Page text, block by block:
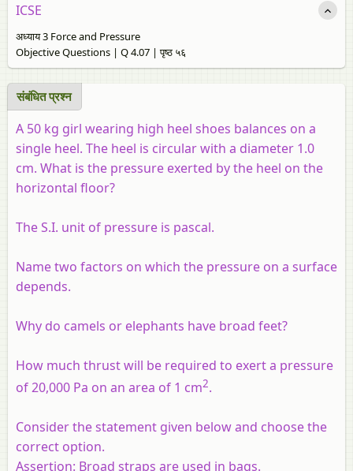
ICSE
अध्याय 3 Force and Pressure
Objective Questions | Q 4.07 | पृष्ठ ५६
संबंधित प्रश्न
A 50 kg girl wearing high heel shoes balances on a
single heel. The heel is circular with a diameter 1.0
cm. What is the pressure exerted by the heel on the
horizontal floor?
The S.I. unit of pressure is pascal.
Name two factors on which the pressure on a surface
depends.
Why do camels or elephants have broad feet?
How much thrust will be required to exert a pressure
of 20,000 Pa on an area of 1 cm2.
Consider the statement given below and choose the
correct option.
Assertion: Broad straps are used in bags.